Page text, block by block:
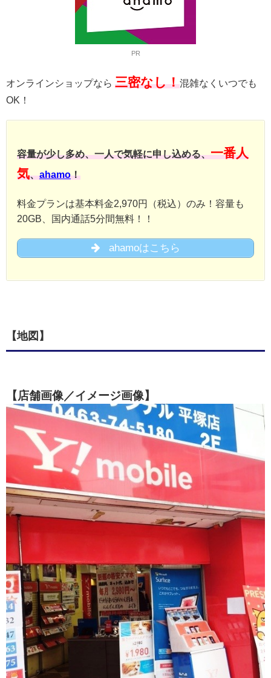
PR
オンラインショップなら 三密なし！混雑なくいつでも
OK！
容量が少し多め、一人で気軽に申し込める、一番人
気、ahamo！
料金プランは基本料金2,970円（税込）のみ！容量も
20GB、国内通話5分間無料！！
ahamoはこちら
【地図】
【店舗画像／イメージ画像】